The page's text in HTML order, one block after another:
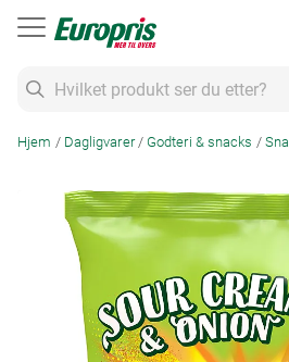
Hjem Dagligvarer Godteri & snacks